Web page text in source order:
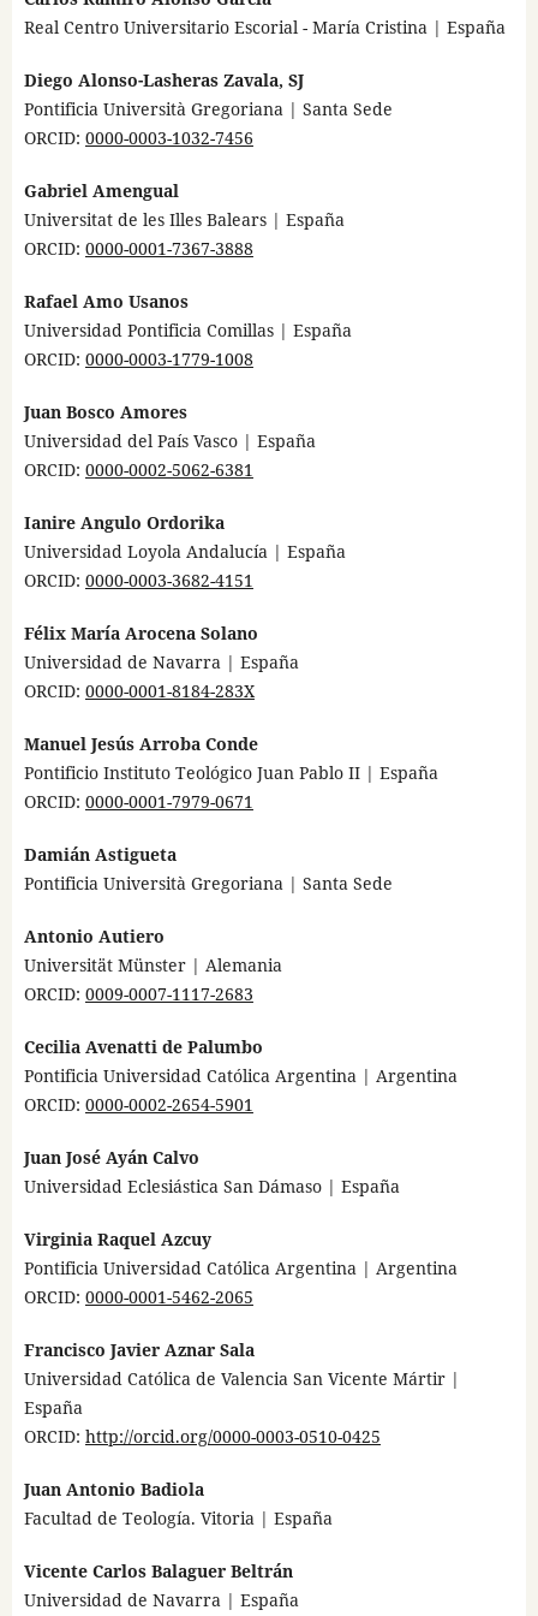
Real Centro Universitario Escorial - María Cristina | España
Diego Alonso-Lasheras Zavala, SJ
Pontificia Università Gregoriana | Santa Sede
ORCID: 0000-0003-1032-7456
Gabriel Amengual
Universitat de les Illes Balears | España
ORCID: 0000-0001-7367-3888
Rafael Amo Usanos
Universidad Pontificia Comillas | España
ORCID: 0000-0003-1779-1008
Juan Bosco Amores
Universidad del País Vasco | España
ORCID: 0000-0002-5062-6381
Ianire Angulo Ordorika
Universidad Loyola Andalucía | España
ORCID: 0000-0003-3682-4151
Félix María Arocena Solano
Universidad de Navarra | España
ORCID: 0000-0001-8184-283X
Manuel Jesús Arroba Conde
Pontificio Instituto Teológico Juan Pablo II | España
ORCID: 0000-0001-7979-0671
Damián Astigueta
Pontificia Università Gregoriana | Santa Sede
Antonio Autiero
Universität Münster | Alemania
ORCID: 0009-0007-1117-2683
Cecilia Avenatti de Palumbo
Pontificia Universidad Católica Argentina | Argentina
ORCID: 0000-0002-2654-5901
Juan José Ayán Calvo
Universidad Eclesiástica San Dámaso | España
Virginia Raquel Azcuy
Pontificia Universidad Católica Argentina | Argentina
ORCID: 0000-0001-5462-2065
Francisco Javier Aznar Sala
Universidad Católica de Valencia San Vicente Mártir |
España
ORCID: http://orcid.org/0000-0003-0510-0425
Juan Antonio Badiola
Facultad de Teología. Vitoria | España
Vicente Carlos Balaguer Beltrán
Universidad de Navarra | España